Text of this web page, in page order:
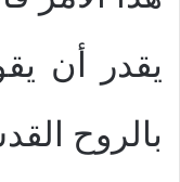
يقدر أن
بالروح